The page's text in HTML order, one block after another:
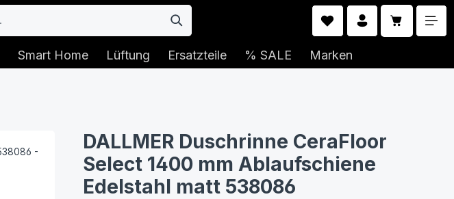
Smart Home Lüftung Ersatzteile % SALE Marken
DALLMER Duschrinne CeraFloor
Select 1400 mm Ablaufschiene
Edelstahl matt 538086